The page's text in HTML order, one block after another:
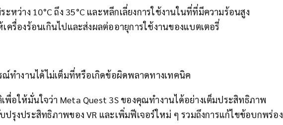
ว่าง 10°C ถึง 35°C และหลีกเลี่ยงการใช้งานในที่ที่มีความร้อนสูง
ครื่องร้อนเกินไปและส่งผลต่ออายุการใช้งานของแบตเตอรี่
ทำงานได้ไม่เต็มที่หรือเกิดข้อผิดพลาดทางเทคนิค
พื่อให้มั่นใจว่า Meta Quest 3S ของคุณทำงานได้อย่างเต็มประสิทธิภาพ
รุงประสิทธิภาพของ VR และเพิ่มฟีเจอร์ใหม่ ๆ รวมถึงการแก้ไขข้อบกพร่อง